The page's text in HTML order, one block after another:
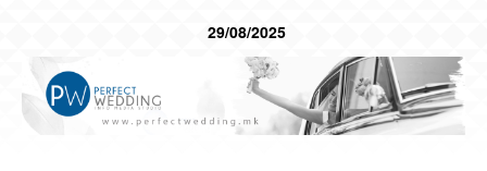
29/08/2025